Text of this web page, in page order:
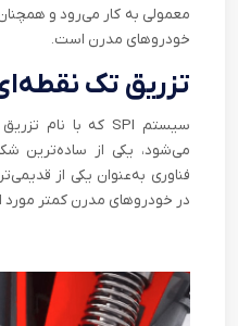
معمولی به کار می‌رود و
خودروهای مدرن است.
تزریق تک
سیستم SPIکه با نام
می‌شود، یکی از ساده‌ترین
فناوری به‌عنوان یکی از
در خودروهای مدرن کمتر مورد